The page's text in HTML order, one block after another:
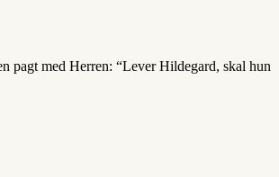
pagt med Herren: “Lever Hildegard, skal hun